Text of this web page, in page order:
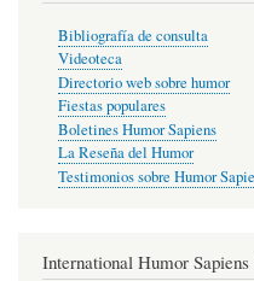
Bibliografía de consulta
Videoteca
Directorio web sobre humor
Fiestas populares
Boletines Humor Sapiens
La Reseña del Humor
Testimonios sobre Humor
International Humor